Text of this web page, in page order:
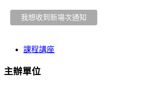
課程講座
主辦單位